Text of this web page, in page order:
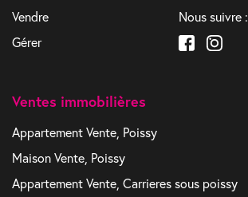
Vendre
Gérer
Nous suivre :
Ventes immobilières
Appartement Vente, Poissy
Maison Vente, Poissy
Appartement Vente, Carrieres sous poissy